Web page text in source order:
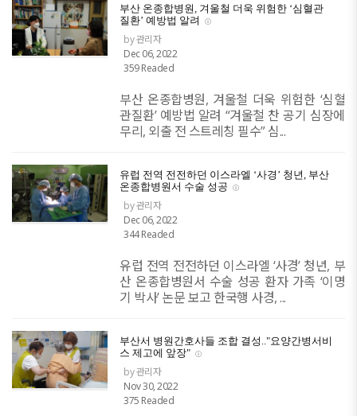
부산 온종합병원, 겨울철 더욱 위험한 ‘심혈관
질환’ 예방법 알려
by 관리자
Dec 06, 2022
359 Readed
부산 온종합병원, 겨울철 더욱 위험한 ‘심혈
관질환’ 예방법 알려 “겨울철 찬 공기 심장에
무리, 외출 전 스트레칭 필수” 심...
유럽 전역 전전하던 이스라엘 ‘사경’ 청년, 부산
온종합병원서 수술 성공
by 관리자
Dec 06, 2022
344 Readed
유럽 전역 전전하던 이스라엘 ‘사경’ 청년, 부
산 온종합병원서 수술 성공 환자 가족 ‘이명
기 박사’ 논문 보고 한국행 사경, ...
부산서 병원간호사들 조합 결성.."요양간병서비
스 제고에 앞장"
by 관리자
Nov 30, 2022
375 Readed